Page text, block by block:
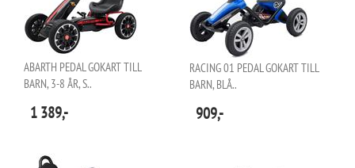
ABARTH PEDAL GOKART TILL
BARN, 3-8 ÅR, S..
1 389,-
RACING 01 PEDAL GOKART TILL
BARN, BLÅ..
909,-